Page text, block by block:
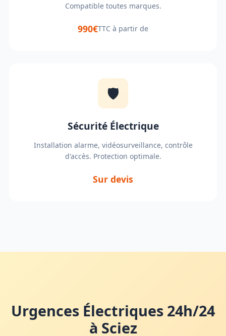
Compatible toutes marques.
990€TTC à partir de
🛡️
Sécurité Électrique
Installation alarme, vidéosurveillance, contrôle
d'accès. Protection optimale.
Sur devis
Urgences Électriques 24h/24
à Sciez